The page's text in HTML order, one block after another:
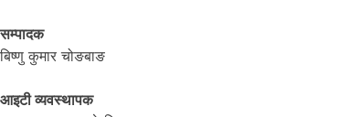
सम्पादक
बिष्णु कुमार चोङबाङ
आइटी व्यवस्थापक